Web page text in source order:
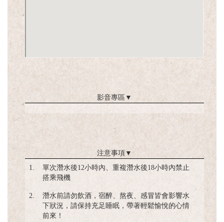
影音專區 ▼
注意事項 ▼
1.
單次潛水後12小時內、重複潛水後18小時內禁止
搭乘飛機
2.
潛水前請勿飲酒，宿醉、熬夜、感冒皆會影響水
下狀況，請保持充足睡眠，帶著輕鬆愉悅的心情
前來！